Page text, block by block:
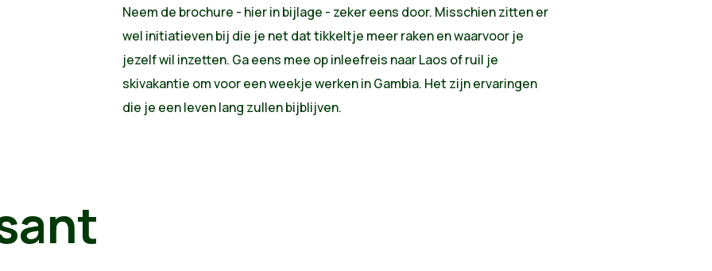
Neem de brochure - hier in bijlage - zeker eens door. Misschien zitten er
wel initiatieven bij die je net dat tikkeltje meer raken en waarvoor je
jezelf wil inzetten. Ga eens mee op inleefreis naar Laos of ruil je
skivakantie om voor een weekje werken in Gambia. Het zijn ervaringen
die je een leven lang zullen bijblijven.